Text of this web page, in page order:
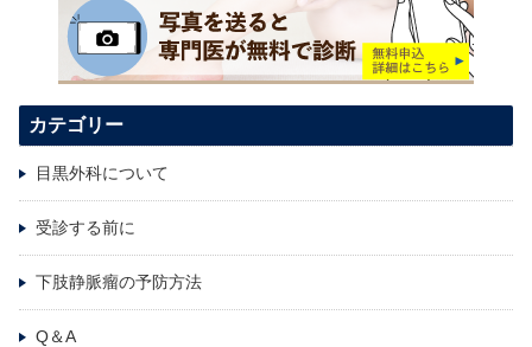
カテゴリー
目黒外科について
受診する前に
下肢静脈瘤の予防方法
Q＆A